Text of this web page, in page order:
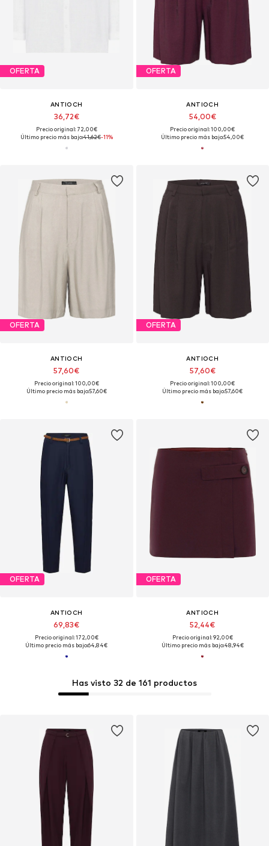
OFERTA
ANTIOCH
36,72€
Precio original: 72,00€
Último precio más bajo:41,62€-11%
OFERTA
ANTIOCH
54,00€
Precio original: 100,00€
Último precio más bajo:54,00€
Has visto 32 de 161 productos
OFERTA
ANTIOCH
57,60€
Precio original: 100,00€
Último precio más bajo:57,60€
OFERTA
ANTIOCH
57,60€
Precio original: 100,00€
Último precio más bajo:57,60€
OFERTA
ANTIOCH
69,83€
Precio original: 172,00€
Último precio más bajo:64,84€
OFERTA
ANTIOCH
52,44€
Precio original: 92,00€
Último precio más bajo:48,94€